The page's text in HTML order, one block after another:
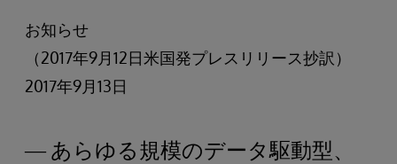
お知らせ
（2017年9月12日米国発プレスリリース抄訳）
2017年9月13日
― あらゆる規模のデータ駆動型、